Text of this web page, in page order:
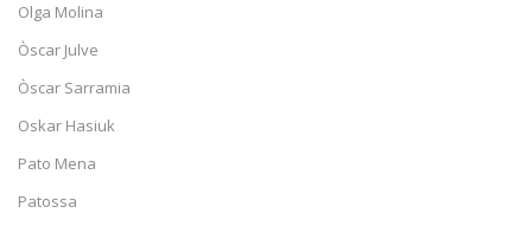
Olga Molina
Òscar Julve
Òscar Sarramia
Oskar Hasiuk
Pato Mena
Patossa